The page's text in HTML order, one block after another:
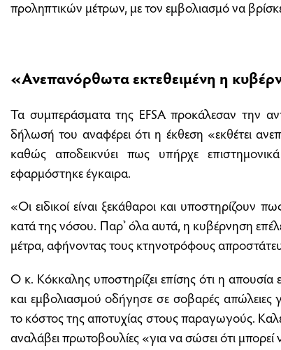
προληπτικών μέτρων, με τον εμβολιασμό να
«Ανεπανόρθωτα εκτεθειμένη η
Τα συμπεράσματα της EFSA προκάλεσαν την
δήλωσή του αναφέρει ότι η έκθεση «εκθέτει
καθώς αποδεικνύει πως υπήρχε
εφαρμόστηκε έγκαιρα.
«Οι ειδικοί είναι ξεκάθαροι και υποστηρίζουν
κατά της νόσου. Παρ’ όλα αυτά, η κυβέρνηση
μέτρα, αφήνοντας τους κτηνοτρόφους
Ο κ. Κόκκαλης υποστηρίζει επίσης ότι η
και εμβολιασμού οδήγησε σε σοβαρές απώλειες
το κόστος της αποτυχίας στους παραγωγούς.
αναλάβει πρωτοβουλίες «για να σώσει ότι